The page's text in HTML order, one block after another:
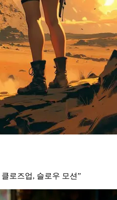
로즈업, 슬로우 모션”